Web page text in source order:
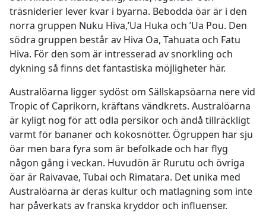
träsniderier lever kvar i byarna. Bebodda öar är i den
norra gruppen Nuku Hiva,’Ua Huka och ’Ua Pou. Den
södra gruppen består av Hiva Oa, Tahuata och Fatu
Hiva. För den som är intresserad av snorkling och
dykning så finns det fantastiska möjligheter här.
Australöarna ligger sydöst om Sällskapsöarna nere vid
Tropic of Caprikorn, kräftans vändkrets. Australöarna
är kyligt nog för att odla persikor och ändå tillräckligt
varmt för bananer och kokosnötter. Ögruppen har sju
öar men bara fyra som är befolkade och har flyg
någon gång i veckan. Huvudön är Rurutu och övriga
öar är Raivavae, Tubai och Rimatara. Det unika med
Australöarna är deras kultur och matlagning som inte
har påverkats av franska kryddor och influenser.